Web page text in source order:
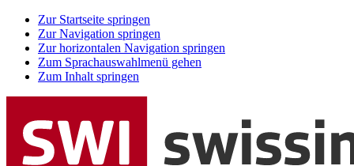
Zur Startseite springen
Zur Navigation springen
Zur horizontalen Navigation springen
Zum Sprachauswahlmenü gehen
Zum Inhalt springen